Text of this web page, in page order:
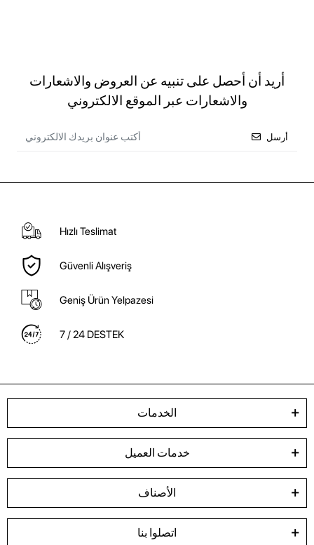
أريد أن أحصل على تنبيه عن العروض والاشعارات
والاشعارات عبر الموقع الالكتروني
أرسل
Hızlı Teslimat
Güvenli Alışveriş
Geniş Ürün Yelpazesi
7 / 24 DESTEK
الخدمات
خدمات العميل
الأصناف
اتصلوا بنا